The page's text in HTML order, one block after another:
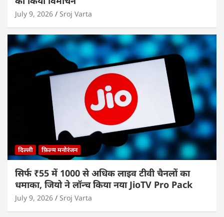
July 9, 2026 Sroj Varta
दिल्ली फ़िल्म मनोरंजन
सिर्फ ₹55 में 1000 से अधिक लाइव टीवी चैनलों का
धमाका, जियो ने लॉन्च किया नया JioTV Pro Pack
July 9, 2026 Sroj Varta